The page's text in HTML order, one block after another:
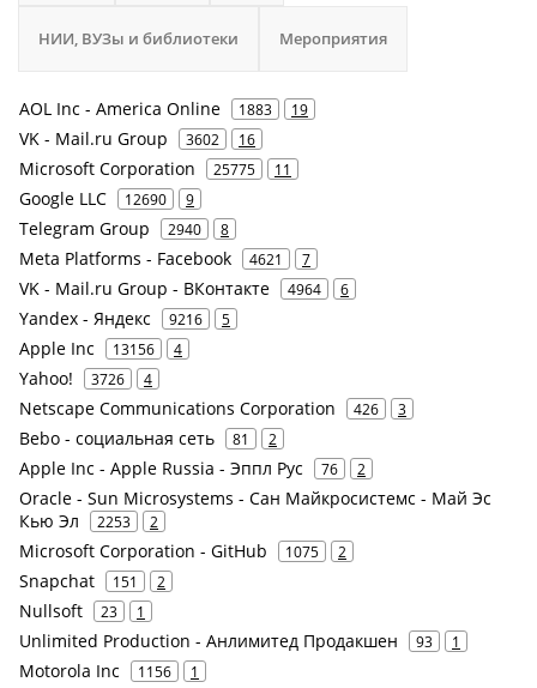
НИИ, ВУЗы и библиотеки Мероприятия
AOL Inc - America Online 1883 19
VK - Mail.ru Group 3602 16
Microsoft Corporation 25775 11
Google LLC 12690 9
Telegram Group 2940 8
Meta Platforms - Facebook 4621 7
VK - Mail.ru Group - ВКонтакте 4964 6
Yandex - Яндекс 9216 5
Apple Inc 13156 4
Yahoo! 3726 4
Netscape Communications Corporation 426 3
Bebo - социальная сеть 81 2
Apple Inc - Apple Russia - Эппл Рус 76 2
Oracle - Sun Microsystems - Сан Майкросистемс - Май Эс
Кью Эл
2253 2
Microsoft Corporation - GitHub 1075 2
Snapchat 151 2
Nullsoft 23 1
Unlimited Production - Анлимитед Продакшен 93 1
Motorola Inc 1156 1